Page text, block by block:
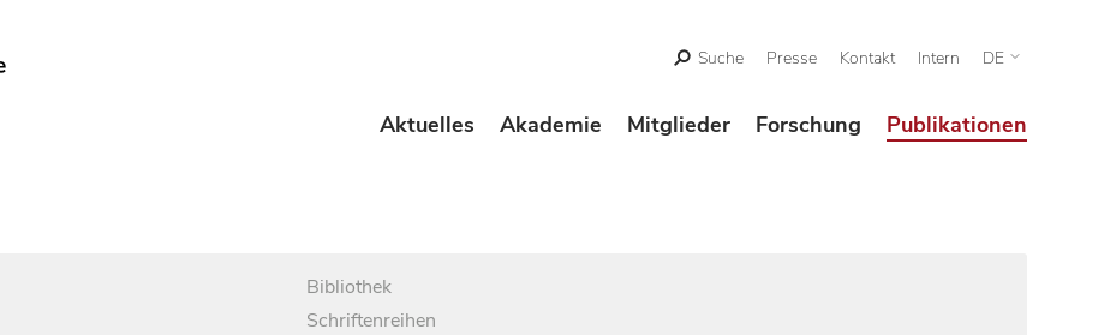
Suche Presse Kontakt Intern DE
Aktuelles Akademie Mitglieder Forschung Publikationen
Bibliothek
Schriftenreihen